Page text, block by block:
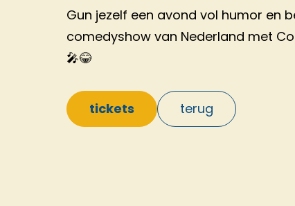
Gun jezelf een avond vol humor en
comedyshow van Nederland met
🎤😂
tickets terug